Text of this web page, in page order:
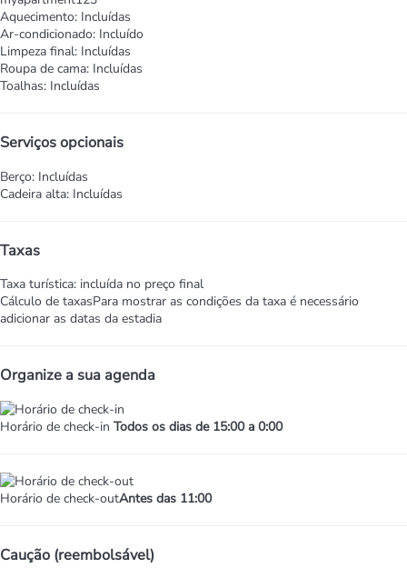
Aquecimento: Incluídas
Ar-condicionado: Incluído
Limpeza final: Incluídas
Roupa de cama: Incluídas
Toalhas: Incluídas
Serviços opcionais
Berço: Incluídas
Cadeira alta: Incluídas
Taxas
Taxa turística: incluída no preço final
Cálculo de taxasPara mostrar as condições da taxa é necessário
adicionar as datas da estadia
Organize a sua agenda
Horário de check-in Todos os dias de 15:00 a 0:00
Horário de check-outAntes das 11:00
Caução (reembolsável)